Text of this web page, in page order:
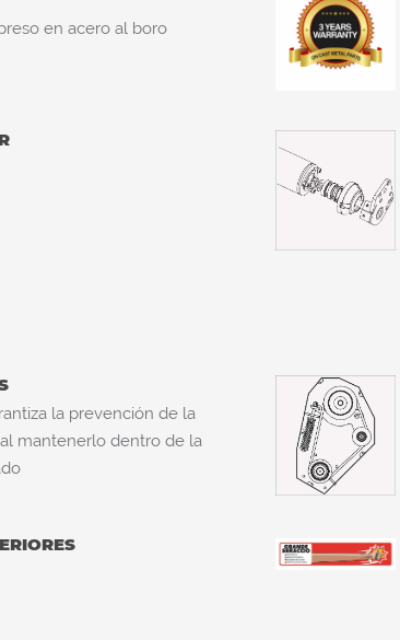
en acero al boro
la prevención de la
mantenerlo dentro de la